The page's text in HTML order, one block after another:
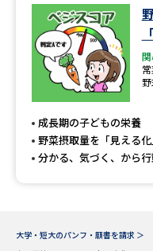
先輩が入学を決めた理由
新生活お役立ちガイド
学問
成長期の子どもの栄養
野菜摂取量を「見える化
分かる、気づく、から
大学・短大のパンフ・願書を請求 ＞